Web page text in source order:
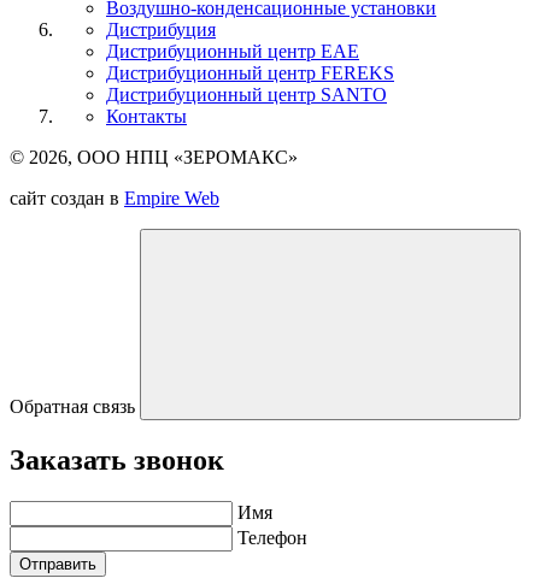
Воздушно-конденсационные установки
Дистрибуция
Дистрибуционный центр EAE
Дистрибуционный центр FEREKS
Дистрибуционный центр SANTO
Контакты
© 2026, ООО НПЦ «ЗЕРОМАКС»
сайт создан в Empire Web
Обратная связь
Заказать звонок
Имя
Телефон
Отправить